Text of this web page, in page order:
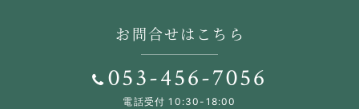
お問合せはこちら
053-456-7056
電話受付 10:30-18:00